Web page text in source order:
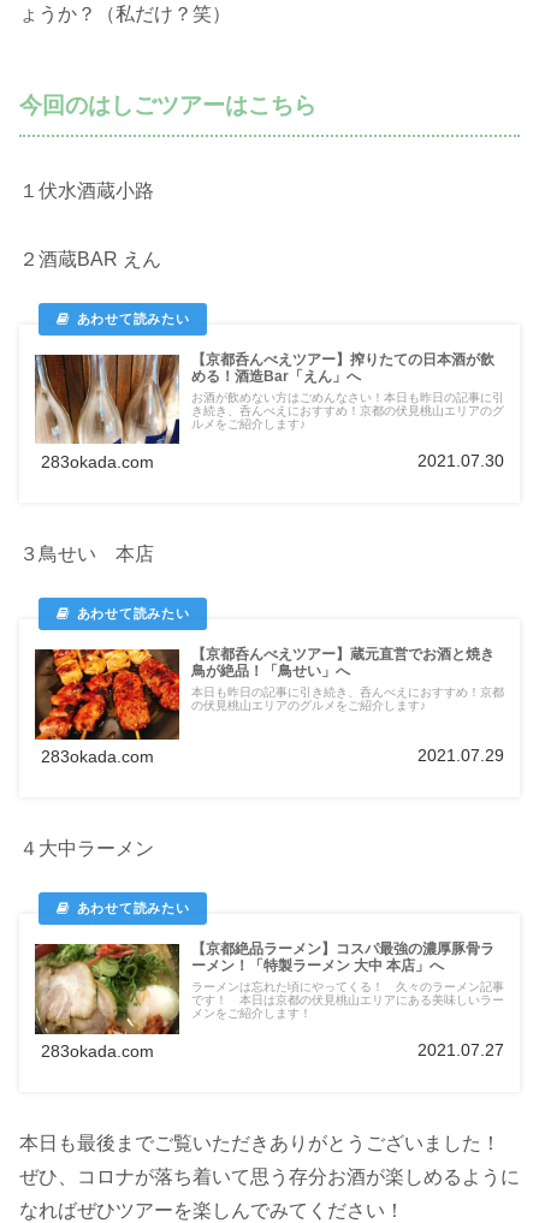
ょうか？（私だけ？笑）
今回のはしごツアーはこちら
１伏水酒蔵小路
２酒蔵BAR えん
【京都呑んべえツアー】搾りたての日本酒が飲
める！酒造Bar「えん」へ
お酒が飲めない方はごめんなさい！本日も昨日の記事に引
き続き、呑んべえにおすすめ！京都の伏見桃山エリアのグ
ルメをご紹介します♪
283okada.com 2021.07.30
３鳥せい 本店
【京都呑んべえツアー】蔵元直営でお酒と焼き
鳥が絶品！「鳥せい」へ
本日も昨日の記事に引き続き、呑んべえにおすすめ！京都
の伏見桃山エリアのグルメをご紹介します♪
283okada.com 2021.07.29
４大中ラーメン
【京都絶品ラーメン】コスパ最強の濃厚豚骨ラ
ーメン！「特製ラーメン 大中 本店」へ
ラーメンは忘れた頃にやってくる！ 久々のラーメン記事
です！ 本日は京都の伏見桃山エリアにある美味しいラー
メンをご紹介します！
283okada.com 2021.07.27
本日も最後までご覧いただきありがとうございました！
ぜひ、コロナが落ち着いて思う存分お酒が楽しめるように
なればぜひツアーを楽しんでみてください！